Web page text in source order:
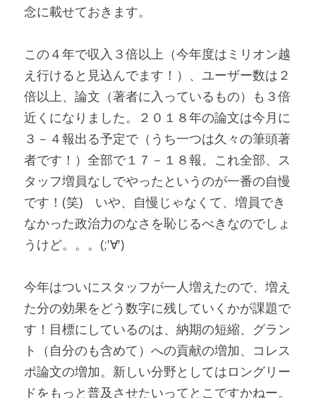
念に載せておきます。
この４年で収入３倍以上（今年度はミリオン越
え行けると見込んでます！）、ユーザー数は２
倍以上、論文（著者に入っているもの）も３倍
近くになりました。２０１８年の論文は今月に
３－４報出る予定で（うち一つは久々の筆頭著
者です！）全部で１７－１８報。これ全部、ス
タッフ増員なしでやったというのが一番の自慢
です！(笑)　いや、自慢じゃなくて、増員でき
なかった政治力のなさを恥じるべきなのでしょ
うけど。。。(;'∀')
今年はついにスタッフが一人増えたので、増え
た分の効果をどう数字に残していくかが課題で
す！目標にしているのは、納期の短縮、グラン
ト（自分のも含めて）への貢献の増加、コレス
ポ論文の増加。新しい分野としてはロングリー
ドをもっと普及させたいってとこですかねー。